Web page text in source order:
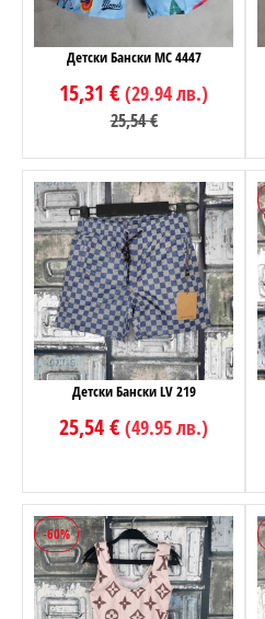
Детски Бански MC 4447
15,31 € (29.94 лв.)
25,54 €
Детски Бански LV 219
25,54 € (49.95 лв.)
-60%